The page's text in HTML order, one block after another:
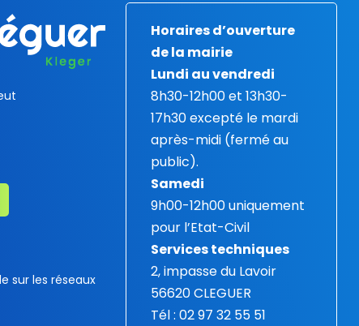
sur les réseaux
Horaires d’ouverture
de la mairie
Lundi au vendredi
8h30-12h00 et 13h30-
17h30 excepté le mardi
après-midi (fermé au
public).
Samedi
9h00-12h00 uniquement
pour l’Etat-Civil
Services techniques
2, impasse du Lavoir
56620 CLEGUER
Tél : 02 97 32 55 51